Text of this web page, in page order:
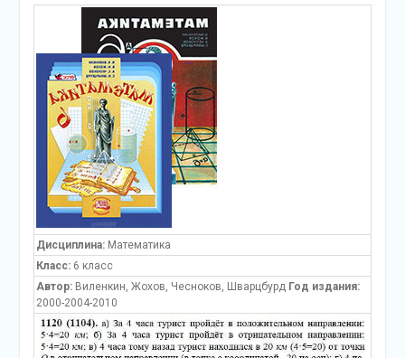
Дисциплина:Математика
Класс:6 класс
Автор:Виленкин, Жохов, Чесноков, Шварцбурд Год издания:
2000-2004-2010